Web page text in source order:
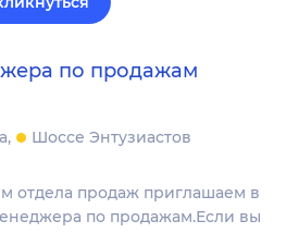
по продажам
Шоссе Энтузиастов
отдела продаж приглашаем в
по продажам.Если вы